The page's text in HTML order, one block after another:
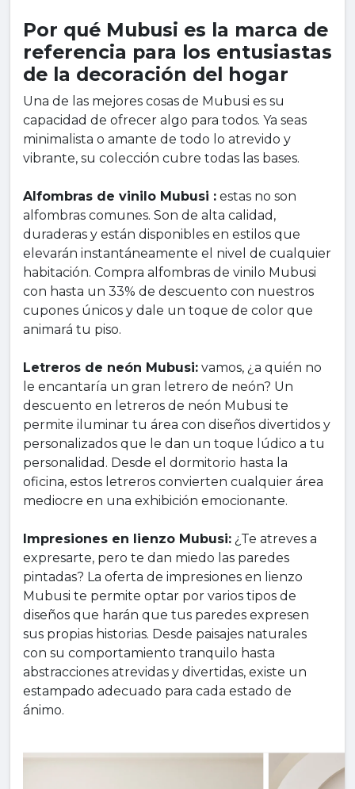
Por qué Mubusi es la marca de
referencia para los entusiastas
de la decoración del hogar
Una de las mejores cosas de Mubusi es su
capacidad de ofrecer algo para todos. Ya seas
minimalista o amante de todo lo atrevido y
vibrante, su colección cubre todas las bases.
Alfombras de vinilo Mubusi : estas no son
alfombras comunes. Son de alta calidad,
duraderas y están disponibles en estilos que
elevarán instantáneamente el nivel de cualquier
habitación. Compra alfombras de vinilo Mubusi
con hasta un 33% de descuento con nuestros
cupones únicos y dale un toque de color que
animará tu piso.
Letreros de neón Mubusi: vamos, ¿a quién no
le encantaría un gran letrero de neón? Un
descuento en letreros de neón Mubusi te
permite iluminar tu área con diseños divertidos y
personalizados que le dan un toque lúdico a tu
personalidad. Desde el dormitorio hasta la
oficina, estos letreros convierten cualquier área
mediocre en una exhibición emocionante.
Impresiones en lienzo Mubusi: ¿Te atreves a
expresarte, pero te dan miedo las paredes
pintadas? La oferta de impresiones en lienzo
Mubusi te permite optar por varios tipos de
diseños que harán que tus paredes expresen
sus propias historias. Desde paisajes naturales
con su comportamiento tranquilo hasta
abstracciones atrevidas y divertidas, existe un
estampado adecuado para cada estado de
ánimo.